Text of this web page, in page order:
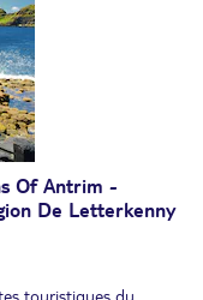
Of Antrim -
De Letterkenny